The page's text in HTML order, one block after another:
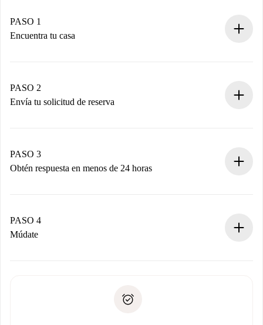
PASO 1
Encuentra tu casa
Tienes toda la información necesaria por adelantado.
PASO 2
Envía tu solicitud de reserva
propietario acepte.
PASO 3
Obtén respuesta en menos de 24 horas
contacto con el propietario.
Si es rechazada: No te haremos ningún cargo y te
Prueba de solvencia
PASO 4
Múdate
no nos comunicas ningún problema.